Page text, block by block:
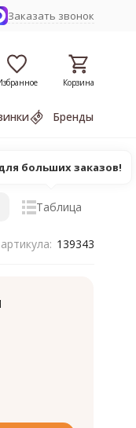
Заказать звонок
Корзина
Бренды
Таблица
139343
больших заказов!